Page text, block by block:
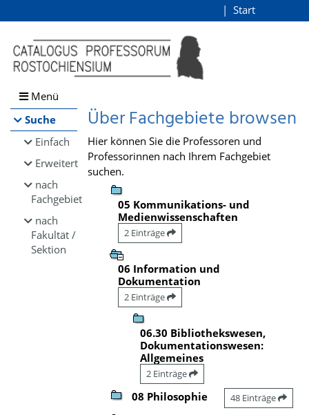
Browsen
direkt zum Inhalt
Start
Menü
Suche
Einfach
Erweitert
nach
Fachgebiet
nach
Fakultät /
Sektion
Über Fachgebiete browsen
Hier können Sie die Professoren und
Professorinnen nach Ihrem Fachgebiet
suchen.
05 Kommunikations- und
Medienwissenschaften
2 Einträge
06 Information und
Dokumentation
2 Einträge
06.30 Bibliothekswesen,
Dokumentationswesen:
Allgemeines
2 Einträge
08 Philosophie 48 Einträge